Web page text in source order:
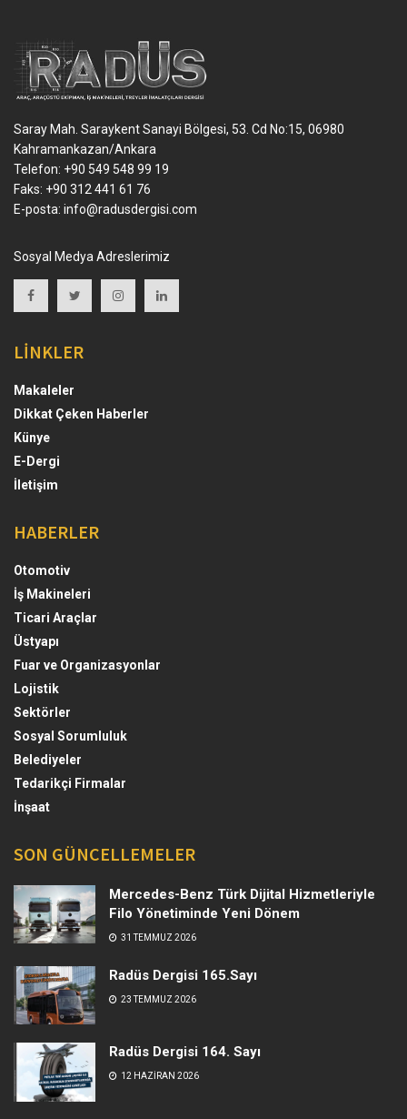
Saray Mah. Saraykent Sanayi Bölgesi, 53. Cd No:15, 06980
Kahramankazan/Ankara
Telefon: +90 549 548 99 19
Faks: +90 312 441 61 76
E-posta: info@radusdergisi.com
Sosyal Medya Adreslerimiz
LİNKLER
Makaleler
Dikkat Çeken Haberler
Künye
E-Dergi
İletişim
HABERLER
Otomotiv
İş Makineleri
Ticari Araçlar
Üstyapı
Fuar ve Organizasyonlar
Lojistik
Sektörler
Sosyal Sorumluluk
Belediyeler
Tedarikçi Firmalar
İnşaat
SON GÜNCELLEMELER
Mercedes-Benz Türk Dijital Hizmetleriyle
Filo Yönetiminde Yeni Dönem
31 TEMMUZ 2026
Radüs Dergisi 165.Sayı
23 TEMMUZ 2026
Radüs Dergisi 164. Sayı
12 HAZIRAN 2026